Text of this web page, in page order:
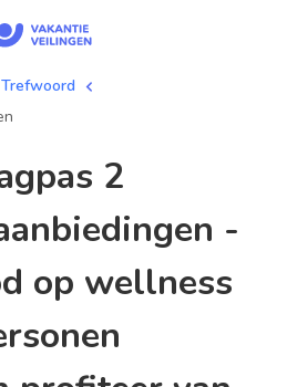
Trefwoord
-
op wellness